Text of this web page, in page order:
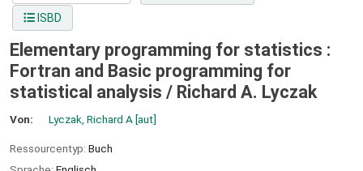
ISBD
Elementary programming for statistics :
Fortran and Basic programming for
statistical analysis / Richard A. Lyczak
Von: Lyczak, Richard A [aut]
Ressourcentyp: Buch